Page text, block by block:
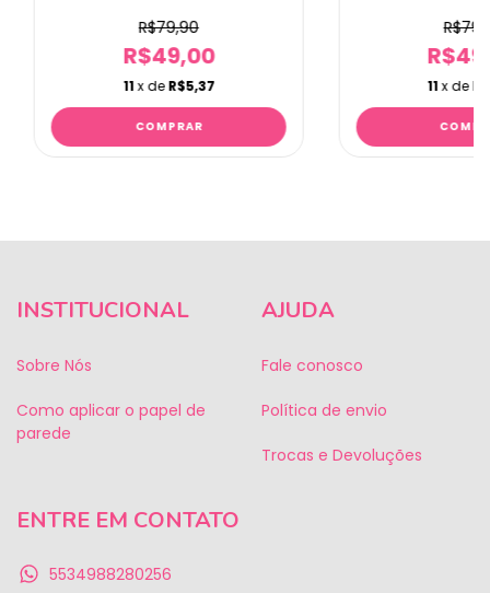
R$79,90
R$49,00
11x deR$5,37 11 x de
INSTITUCIONAL
Sobre Nós
Como aplicar o papel de
parede
AJUDA
Fale conosco
Política de envio
Trocas e Devoluções
ENTRE EM CONTATO
5534988280256